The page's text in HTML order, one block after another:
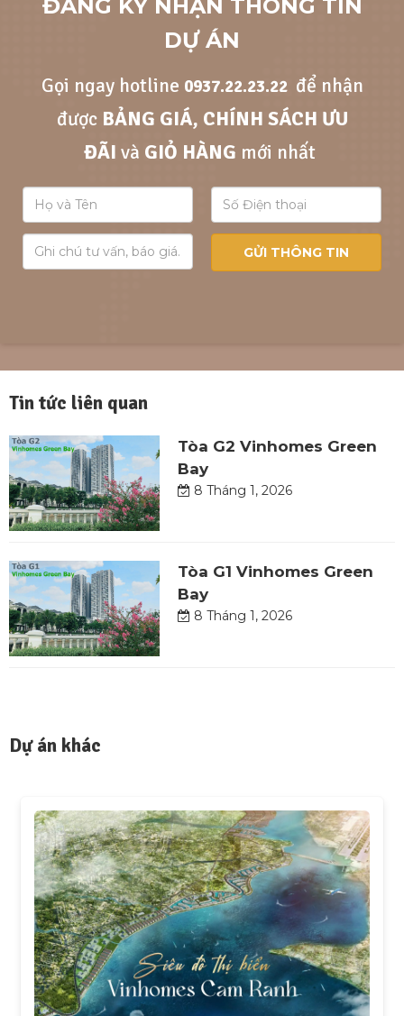
ĐĂNG KÝ NHẬN THÔNG TIN
DỰ ÁN
Gọi ngay hotline 0937.22.23.22 để nhận
được BẢNG GIÁ, CHÍNH SÁCH ƯU
ĐÃI và GIỎ HÀNG mới nhất
Tin tức liên quan
Tòa G2 Vinhomes Green
Bay
8 Tháng 1, 2026
Tòa G1 Vinhomes Green
Bay
8 Tháng 1, 2026
Dự án khác